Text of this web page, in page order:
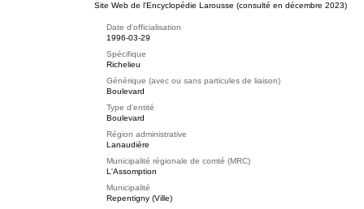
Site Web de l'Encyclopédie Larousse (consulté en décembre 2023)
Date d'officialisation
1996-03-29
Spécifique
Richelieu
Générique (avec ou sans particules de liaison)
Boulevard
Type d'entité
Boulevard
Région administrative
Lanaudière
Municipalité régionale de comté (MRC)
L'Assomption
Municipalité
Repentigny (Ville)